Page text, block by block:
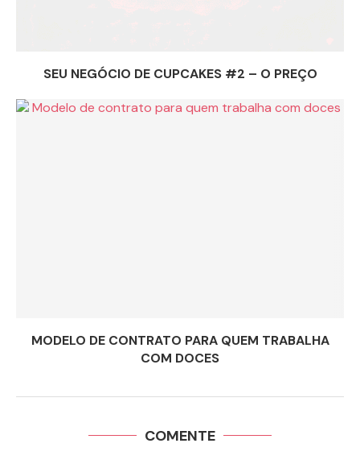
SEU NEGÓCIO DE CUPCAKES #2 – O PREÇO
MODELO DE CONTRATO PARA QUEM TRABALHA
COM DOCES
COMENTE